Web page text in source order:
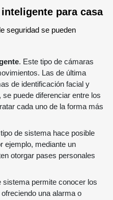
para casa
seguridad se pueden
. Este tipo de cámaras
Las de última
de identificación facial y
puede diferenciar entre los
cada uno de la forma más
de sistema hace posible
ejemplo, mediante un
otorgar pases personales
sistema permite conocer los
una alarma o